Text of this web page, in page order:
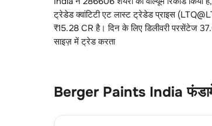
ट्रेडेड क्वांटिटी एट लास्ट ट्रेडेड प्राइस
₹15.28 CR है। दिन के लिए डिलीवरी परसेंटेज
साइज़ में ट्रेड करता
Berger Paints India